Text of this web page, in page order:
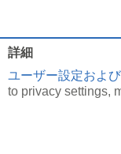
詳細
ユーザー設定およ
to privacy settings,